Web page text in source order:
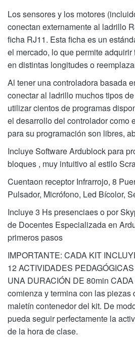
Los sensores y los motores
conectan externamente al ladrillo
ficha RJ11. Esta ficha es un
el mercado, lo que permite
en distintas longitudes o
Al tener una controladora basada
conectar al ladrillo muchos tipos
utilizar cientos de programas
el desarrollo del controlador como
para su programación son libres,
Incluye Software Ardublock para
bloques , muy intuitivo al estilo
Cuentaon receptor Infrarrojo, 8
Pulsador, Micrófono, Led Bícolor,
Incluye 3 Hs presenciaes o por
de Docentes Especializada en
primeros pasos
IMPORTANTE: CADA KIT
12 ACTIVIDADES
UNA DURACIÓN DE 80min
comienza y termina con las piezas
maletín contenedor del kit. De
pueda seguir perfectamente la
de la hora de clase.